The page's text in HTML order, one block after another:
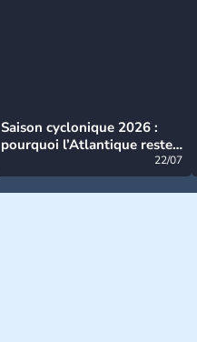
Saison cyclonique 2026 :
pourquoi l’Atlantique reste
22/07